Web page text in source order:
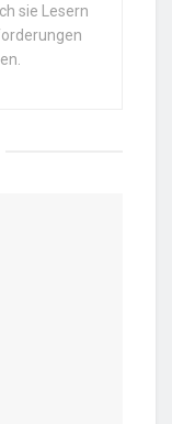
sie Lesern